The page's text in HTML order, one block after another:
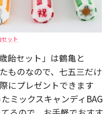
セット
飴セット」は鶴亀と
ものなので、七五三だけ
にプレゼントできます
ミックスキャンディBAG